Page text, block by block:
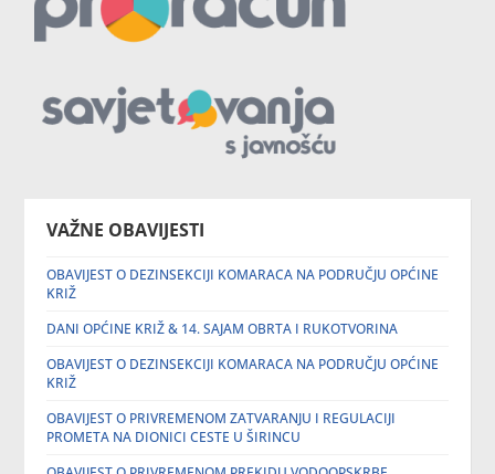
VAŽNE OBAVIJESTI
OBAVIJEST O DEZINSEKCIJI KOMARACA NA PODRUČJU OPĆINE
KRIŽ
DANI OPĆINE KRIŽ & 14. SAJAM OBRTA I RUKOTVORINA
OBAVIJEST O DEZINSEKCIJI KOMARACA NA PODRUČJU OPĆINE
KRIŽ
OBAVIJEST O PRIVREMENOM ZATVARANJU I REGULACIJI
PROMETA NA DIONICI CESTE U ŠIRINCU